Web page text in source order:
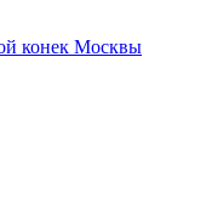
конек Москвы